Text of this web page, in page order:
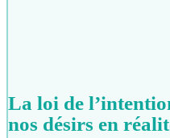
La loi de
nos désirs en